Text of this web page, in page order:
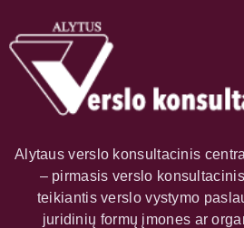
Alytaus verslo konsultacinis
– pirmasis verslo
teikiantis verslo vystymo
juridinių formų įmones ar